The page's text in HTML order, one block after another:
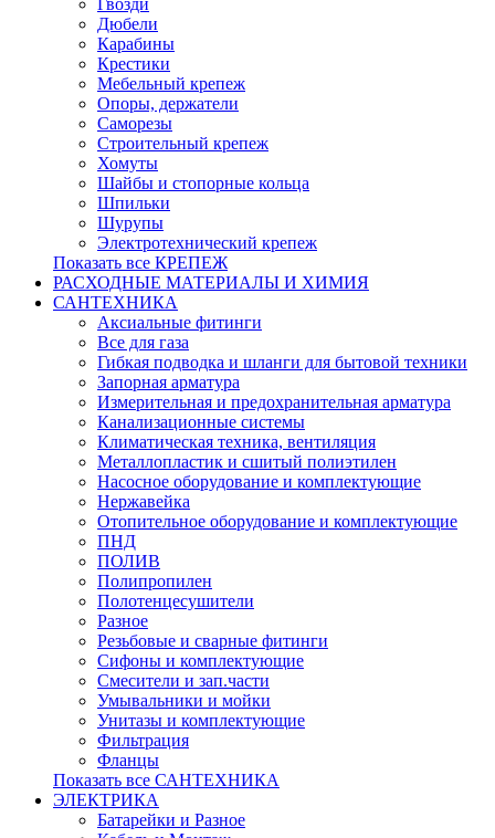
Гвозди
Дюбели
Карабины
Крестики
Мебельный крепеж
Опоры, держатели
Саморезы
Строительный крепеж
Хомуты
Шайбы и стопорные кольца
Шпильки
Шурупы
Электротехнический крепеж
Показать все КРЕПЕЖ
РАСХОДНЫЕ МАТЕРИАЛЫ И ХИМИЯ
САНТЕХНИКА
Аксиальные фитинги
Все для газа
Гибкая подводка и шланги для бытовой техники
Запорная арматура
Измерительная и предохранительная арматура
Канализационные системы
Климатическая техника, вентиляция
Металлопластик и сшитый полиэтилен
Насосное оборудование и комплектующие
Нержавейка
Отопительное оборудование и комплектующие
ПНД
ПОЛИВ
Полипропилен
Полотенцесушители
Разное
Резьбовые и сварные фитинги
Сифоны и комплектующие
Смесители и зап.части
Умывальники и мойки
Унитазы и комплектующие
Фильтрация
Фланцы
Показать все САНТЕХНИКА
ЭЛЕКТРИКА
Батарейки и Разное